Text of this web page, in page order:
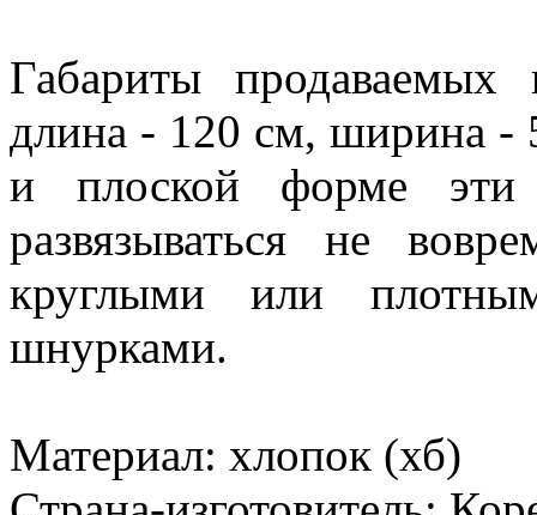
Габариты
длина - 120 см, ширина -
и плоской форме
развязываться не
круглыми или
шнурками.
Материал: хлопок (хб)